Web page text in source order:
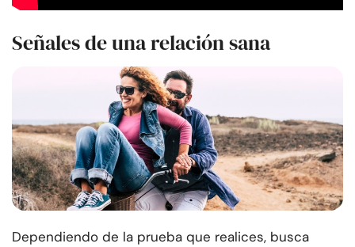
Señales de una relación sana
Dependiendo de la prueba que realices, busca